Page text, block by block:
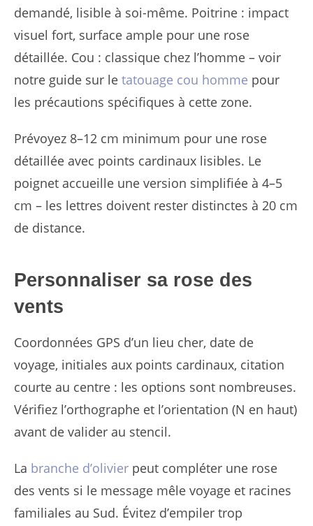
demandé, lisible à soi-même. Poitrine : impact
visuel fort, surface ample pour une rose
détaillée. Cou : classique chez l’homme – voir
notre guide sur le tatouage cou homme pour
les précautions spécifiques à cette zone.
Prévoyez 8–12 cm minimum pour une rose
détaillée avec points cardinaux lisibles. Le
poignet accueille une version simplifiée à 4–5
cm – les lettres doivent rester distinctes à 20 cm
de distance.
Personnaliser sa rose des
vents
Coordonnées GPS d’un lieu cher, date de
voyage, initiales aux points cardinaux, citation
courte au centre : les options sont nombreuses.
Vérifiez l’orthographe et l’orientation (N en haut)
avant de valider au stencil.
La branche d’olivier peut compléter une rose
des vents si le message mêle voyage et racines
familiales au Sud. Évitez d’empiler trop